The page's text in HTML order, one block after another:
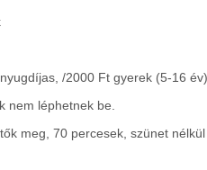
/2000 Ft gyerek (5-16 év).
nem léphetnek be.
meg, 70 percesek, szünet nélkül